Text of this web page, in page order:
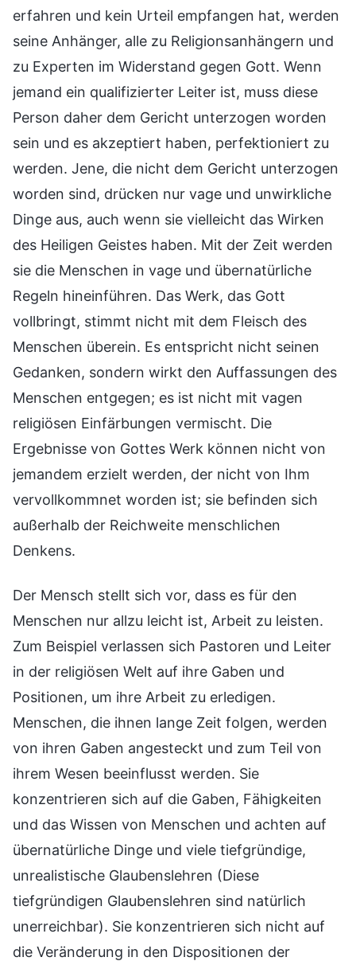
erfahren und kein Urteil empfangen hat, werden
seine Anhänger, alle zu Religionsanhängern und
zu Experten im Widerstand gegen Gott. Wenn
jemand ein qualifizierter Leiter ist, muss diese
Person daher dem Gericht unterzogen worden
sein und es akzeptiert haben, perfektioniert zu
werden. Jene, die nicht dem Gericht unterzogen
worden sind, drücken nur vage und unwirkliche
Dinge aus, auch wenn sie vielleicht das Wirken
des Heiligen Geistes haben. Mit der Zeit werden
sie die Menschen in vage und übernatürliche
Regeln hineinführen. Das Werk, das Gott
vollbringt, stimmt nicht mit dem Fleisch des
Menschen überein. Es entspricht nicht seinen
Gedanken, sondern wirkt den Auffassungen des
Menschen entgegen; es ist nicht mit vagen
religiösen Einfärbungen vermischt. Die
Ergebnisse von Gottes Werk können nicht von
jemandem erzielt werden, der nicht von Ihm
vervollkommnet worden ist; sie befinden sich
außerhalb der Reichweite menschlichen
Denkens.
Der Mensch stellt sich vor, dass es für den
Menschen nur allzu leicht ist, Arbeit zu leisten.
Zum Beispiel verlassen sich Pastoren und Leiter
in der religiösen Welt auf ihre Gaben und
Positionen, um ihre Arbeit zu erledigen.
Menschen, die ihnen lange Zeit folgen, werden
von ihren Gaben angesteckt und zum Teil von
ihrem Wesen beeinflusst werden. Sie
konzentrieren sich auf die Gaben, Fähigkeiten
und das Wissen von Menschen und achten auf
übernatürliche Dinge und viele tiefgründige,
unrealistische Glaubenslehren (Diese
tiefgründigen Glaubenslehren sind natürlich
unerreichbar). Sie konzentrieren sich nicht auf
die Veränderung in den Dispositionen der